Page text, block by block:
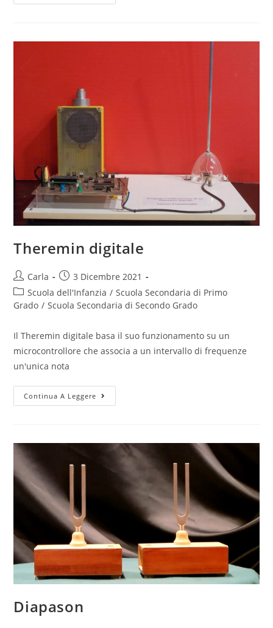
al
Theremin digitale
Post
author:
Carla
Post
published:
3 Dicembre 2021
Post
category:
Scuola dell'Infanzia / Scuola Secondaria di Primo
Grado / Scuola Secondaria di Secondo Grado
Il Theremin digitale basa il suo funzionamento su un
microcontrollore che associa a un intervallo di frequenze
un'unica nota
Continua A Leggere
digitale
Diapason